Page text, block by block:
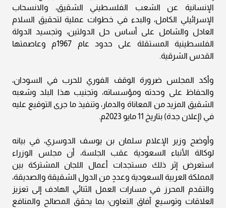
الإنسانية عن الشعب الفلسطيني الشقيق، والانسحاب
الإسرائيلي الكامل، والبدء في خطوات عملية لتحقيق السلام
العادل والشامل على أساس حل الدولتين، وتجسيد الدولة
الفلسطينية المستقلة على حدود عام 1967م وعاصمتها
القدس الشرقية.
وأكد المجلس ضرورة الوقف الفوري للحرب في السودان،
والحفاظ على وحدته ومؤسساته، وتجنيب هذا البلد وشعبه
الشقيق المزيد من المعاناة والدمار، وتنفيذ ما جرى التوقيع عليه
في (إعلان جدة) بتاريخ 11 مايو 2023م.
وأوضح وزير الإعلام سلمان بن يوسف الدوسري، في بيانه
لوكالة الأنباء السعودية عقب الجلسة، أن مجلس الوزراء
استعرض إثر ذلك مستجدات أعمال اللجان المشتركة بين
المملكة العربية السعودية وعددٍ من الدول الشقيقة والصديقة،
والتقدم المحرز في مسارات العمل الثنائي الهادف إلى تعزيز
العلاقات وتوسيع آفاق التعاون؛ بما يحقق المصالح والمنافع